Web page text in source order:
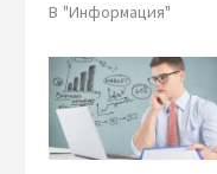
В "Информация"